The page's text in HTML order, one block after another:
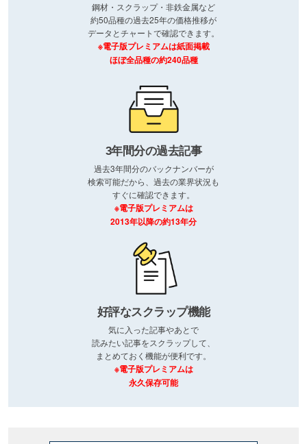
鋼材・スクラップ・非鉄金属など
約50品種の過去25年の価格推移が
データとチャートで確認できます。
※電子版プレミアムは紙面掲載
ほぼ全品種の約240品種
3年間分の過去記事
過去3年間分のバックナンバーが
検索可能だから、過去の業界状況も
すぐに確認できます。
※電子版プレミアムは
2013年以降の約13年分
好評なスクラップ機能
気に入った記事やあとで
読みたい記事をスクラップして、
まとめておく機能が便利です。
※電子版プレミアムは
永久保存可能